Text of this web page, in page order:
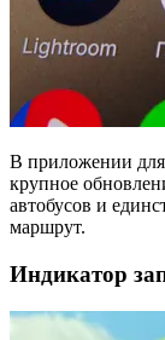
В приложении
крупное
автобусов и
маршрут.
Индикатор